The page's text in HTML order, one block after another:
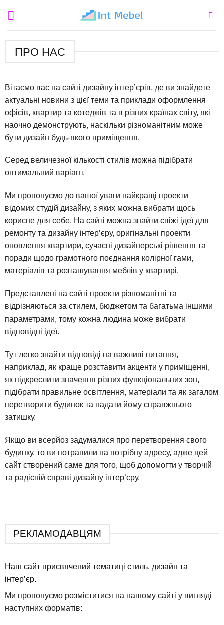
ПРО НАС
Вітаємо вас на сайті дизайну інтер’єрів, де ви знайдете
актуальні новини з цієї теми та приклади оформлення
офісів, квартир та котеджів та в різних країнах світу, які
наочно демонструють, наскільки різноманітним може
бути дизайн будь-якого приміщення.
Серед величезної кількості стилів можна підібрати
оптимальний варіант.
Ми пропонуємо до вашої уваги найкращі проекти
відомих студій дизайну, з яких можна вибрати щось
корисне для себе. На сайті можна знайти свіжі ідеї для
ремонту та дизайну інтер’єру, оригінальні проекти
оновлення квартири, сучасні дизайнерські рішення та
поради щодо грамотного поєднання колірної гами,
матеріалів та розташування меблів у квартирі.
Представлені на сайті проекти різноманітні та
відрізняються за стилем, бюджетом та багатьма іншими
параметрами, тому кожна людина може вибрати
відповідні ідеї.
Тут легко знайти відповіді на важливі питання,
наприклад, як краще розставити акценти у приміщенні,
як підкреслити значення різних функціональних зон,
підібрати правильне освітлення, матеріали та як загалом
перетворити будинок та надати йому справжнього
затишку.
Якщо ви всерйоз задумалися про перетворення свого
будинку, то ви потрапили на потрібну адресу, адже цей
сайт створений саме для того, щоб допомогти у творчій
та радісній справі дизайну інтер’єру.
РЕКЛАМОДАВЦЯМ
Наш сайт присвячений тематиці стиль, дизайн та
інтерʼєр.
Ми пропонуємо розміститися на нашому сайті у вигляді
наступних форматів: